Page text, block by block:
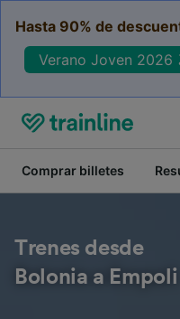
Hasta 90% de
Verano Joven
Comprar billetes
Trenes desde
Bolonia a Empoli